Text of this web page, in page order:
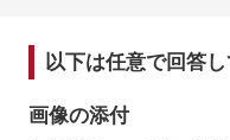
以下は任意で回答
画像の添付